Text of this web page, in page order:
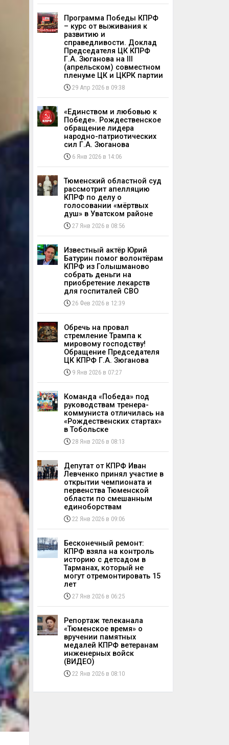
Программа Победы КПРФ
– курс от выживания к
развитию и
справедливости. Доклад
Председателя ЦК КПРФ
Г.А. Зюганова на III
(апрельском) совместном
пленуме ЦК и ЦКРК партии
29 Апр 2026 в 09:38
«Единством и любовью к
Победе». Рождественское
обращение лидера
народно-патриотических
сил Г.А. Зюганова
6 Янв 2026 в 14:06
Тюменский областной суд
рассмотрит апелляцию
КПРФ по делу о
голосовании «мёртвых
душ» в Уватском районе
27 Янв 2026 в 08:56
Известный актёр Юрий
Батурин помог волонтёрам
КПРФ из Голышманово
собрать деньги на
приобретение лекарств
для госпиталей СВО
26 Фев 2026 в 12:39
Обречь на провал
стремление Трампа к
мировому господству!
Обращение Председателя
ЦК КПРФ Г.А. Зюганова
9 Янв 2026 в 07:27
Команда «Победа» под
руководствам тренера-
коммуниста отличилась на
«Рождественских стартах»
в Тобольске
28 Янв 2026 в 08:13
Депутат от КПРФ Иван
Левченко принял участие в
открытии чемпионата и
первенства Тюменской
области по смешанным
единоборствам
22 Янв 2026 в 09:06
Бесконечный ремонт:
КПРФ взяла на контроль
историю с детсадом в
Тарманах, который не
могут отремонтировать 15
лет
27 Янв 2026 в 06:25
Репортаж телеканала
«Тюменское время» о
вручении памятных
медалей КПРФ ветеранам
инженерных войск
(ВИДЕО)
22 Янв 2026 в 08:10